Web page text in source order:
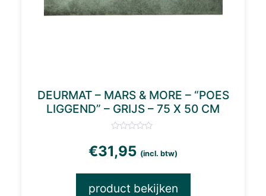
DEURMAT – MARS & MORE – “POES
LIGGEND” – GRIJS – 75 X 50 CM
€31,95 (incl. btw)
product bekijken